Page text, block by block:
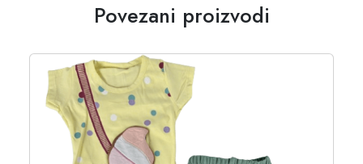
Povezani proizvodi